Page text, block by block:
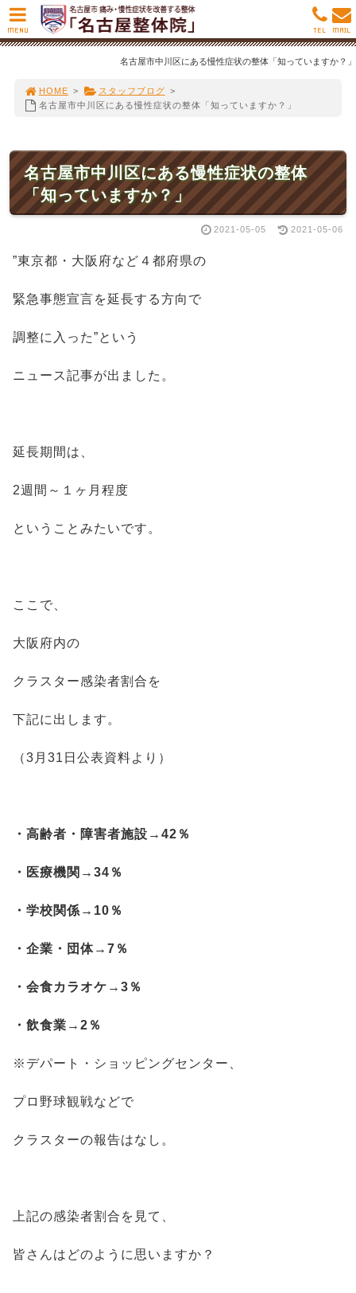
名古屋市中川区にある慢性症状の整体「知っていますか？」
HOME > スタッフブログ >
名古屋市中川区にある慢性症状の整体「知っていますか？」
名古屋市中川区にある慢性症状の整体
「知っていますか？」
2021-05-05 2021-05-06
”東京都・大阪府など４都府県の
緊急事態宣言を延長する方向で
調整に入った”という
ニュース記事が出ました。
延長期間は、
2週間～１ヶ月程度
ということみたいです。
ここで、
大阪府内の
クラスター感染者割合を
下記に出します。
（3月31日公表資料より）
・高齢者・障害者施設→42％
・医療機関→34％
・学校関係→10％
・企業・団体→7％
・会食カラオケ→3％
・飲食業→2％
※デパート・ショッピングセンター、
プロ野球観戦などで
クラスターの報告はなし。
上記の感染者割合を見て、
皆さんはどのように思いますか？
MENU MAIL
TEL